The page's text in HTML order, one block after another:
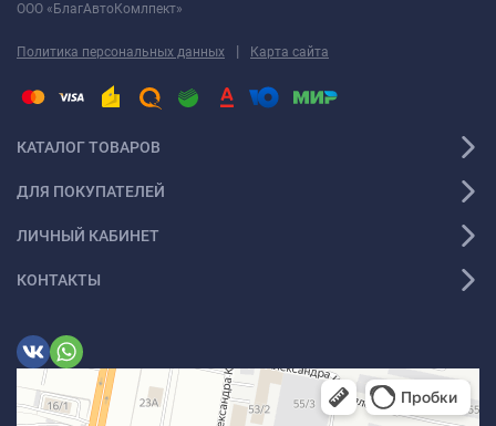
ООО «БлагАвтоКомлпект»
Политика персональных данных | Карта сайта
КАТАЛОГ ТОВАРОВ
ДЛЯ ПОКУПАТЕЛЕЙ
ЛИЧНЫЙ КАБИНЕТ
КОНТАКТЫ